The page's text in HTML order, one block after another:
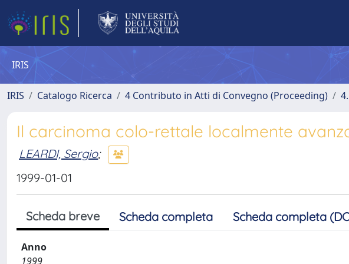
IRIS
IRIS Catalogo Ricerca 4 Contributo in Atti di Convegno (Proceeding)
Il carcinoma colo-rettale localmente
LEARDI, Sergio;
1999-01-01
Scheda breve Scheda completa Scheda completa
Anno
1999